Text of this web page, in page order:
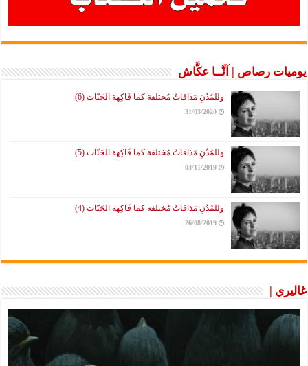
يوميات رصاص | آنَّــا عكَّاش
وللمُدُنِ مَذاقاتٌ مُختلفة كما فَاكِهة الجَنّات (6)
31/03/2020
وللمُدُنِ مَذاقاتٌ مُختلفة كما فَاكِهة الجَنّات (5)
03/11/2019
وللمُدُنِ مَذاقاتٌ مُختلفة كما فَاكِهة الجَنّات (4)
26/08/2019
غاليري |